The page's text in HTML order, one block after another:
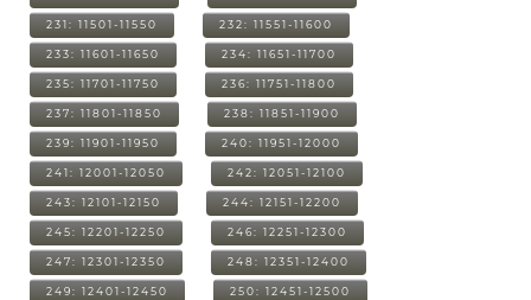
231: 11501-11550 232: 11551-11600
233: 11601-11650 234: 11651-11700
235: 11701-11750 236: 11751-11800
237: 11801-11850 238: 11851-11900
239: 11901-11950 240: 11951-12000
241: 12001-12050 242: 12051-12100
243: 12101-12150 244: 12151-12200
245: 12201-12250 246: 12251-12300
247: 12301-12350 248: 12351-12400
249: 12401-12450 250: 12451-12500